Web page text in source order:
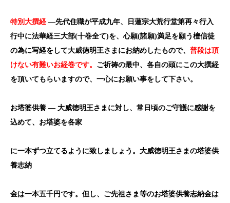
特別大撰経 ―先代住職が平成九年、日蓮宗大荒行堂第再々行入
行中に法華経三大部(十巻全て)を、心願(諸願)満足を願う檀信徒
の為に写経をして大威徳明王さまにお納めしたもので、 普段は頂
けない有難いお経巻です。 ご祈祷の最中、各自の頭にこの大撰経
を頂いてもらいますので、一心にお願い事をして下さい。
お塔婆供養 ― 大威徳明王さまに対し、常日頃のご守護に感謝を
込めて、お塔婆を各家
に一本ずつ立てるように致しましょう。大威徳明王さまの塔婆供
養志納
金は一本五千円です。 但し、ご先祖さま等のお塔婆供養志納金は